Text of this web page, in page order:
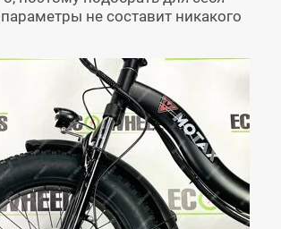
не составит никакого